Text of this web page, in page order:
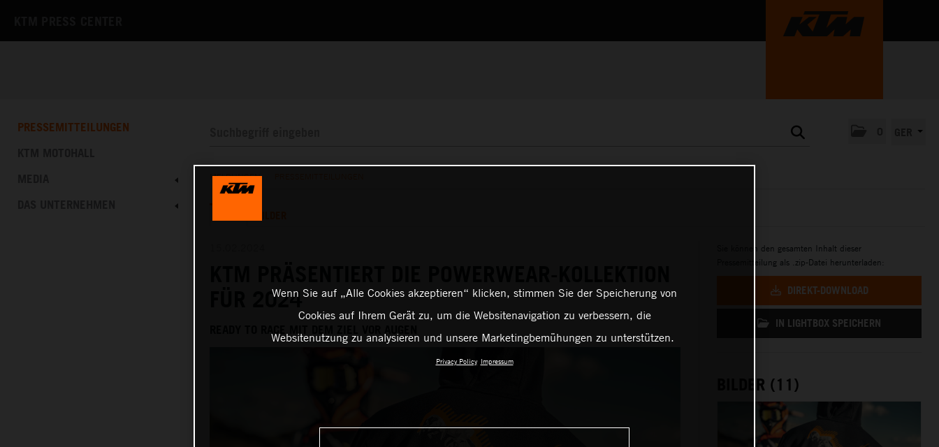
PRESSEMITTEILUNGEN
MELDUNGEN
FÜR 2024
Sie können den gesamten Inhalt dieser
Pressemitteilung als .zip-Datei herunterladen:
DIREKT-DOWNLOAD
IN LIGHTBOX SPEICHERN
BILDER (11)
Wenn Sie auf „Alle Cookies akzeptieren“ klicken, stimmen Sie der Speicherung von
Cookies auf Ihrem Gerät zu, um die Websitenavigation zu verbessern, die
Websitenutzung zu analysieren und unsere Marketingbemühungen zu unterstützen.
Privacy Policy Impressum